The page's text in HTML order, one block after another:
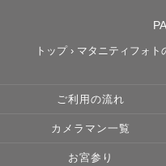
トップ› マタニティフォト
ご利用の流れ
カメラマン一覧
お宮参り